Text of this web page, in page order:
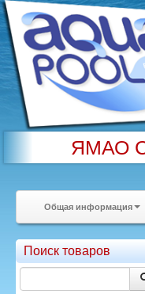
ЯМАО
Общая информация
Поиск товаров